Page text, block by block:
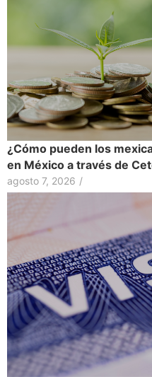
¿Cómo pueden los
en México a través de
agosto 7, 2026 /